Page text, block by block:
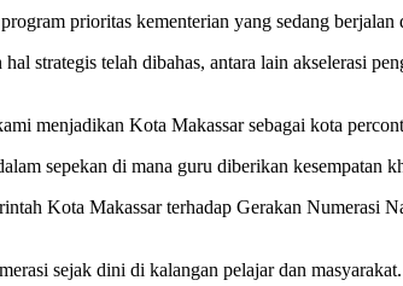
prioritas kementerian yang sedang
strategis telah dibahas, antara lain akselerasi
menjadikan Kota Makassar sebagai kota
sepekan di mana guru diberikan kesempatan
Kota Makassar terhadap Gerakan Numerasi
sejak dini di kalangan pelajar dan masyarakat.